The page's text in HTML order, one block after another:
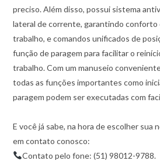
preciso. Além disso, possui sistema
lateral de corrente, garantindo conforto
trabalho, e comandos unificados de
função de paragem para facilitar o
trabalho. Com um manuseio
todas as funções importantes como
paragem podem ser executadas com
E você já sabe, na hora de escolher sua
em contato conosco:
Contato pelo fone: (51) 98012-9788.